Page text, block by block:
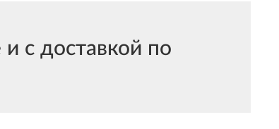
с доставкой по